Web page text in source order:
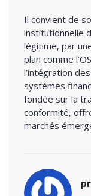
Il convient de
institutionnelle
légitime, par
plan comme
l’intégration
systèmes
fondée sur la
conformité,
marchés